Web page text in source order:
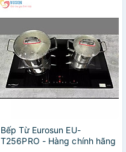
Bếp Từ Eurosun EU-
T256PRO - Hàng chính hãng